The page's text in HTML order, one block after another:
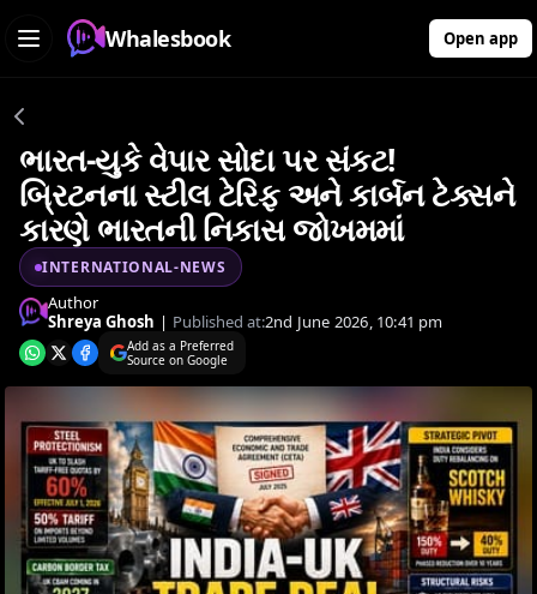
Whalesbook Open app
ભારત-યુકે વેપાર સોદા પર સંકટ!
બ્રિટનના સ્ટીલ ટેરિફ અને કાર્બન ટેક્સને
કારણે ભારતની નિકાસ જોખમમાં
INTERNATIONAL-NEWS
Author
Shreya Ghosh | Published at:2nd June 2026, 10:41 pm
Add as a Preferred
Source on Google